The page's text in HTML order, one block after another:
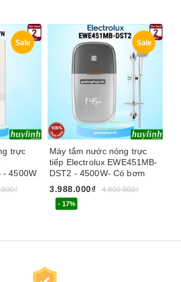
Sale
trực
- 4500W
Sale
Máy tắm nước nóng trực
tiếp Electrolux EWE451MB-
DST2 - 4500W- Có bơm
3.988.000₫
4.800.000₫
- 17%